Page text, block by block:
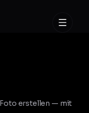
erstellen — mit